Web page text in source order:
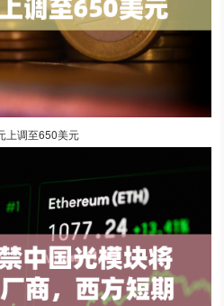
上调至650美元